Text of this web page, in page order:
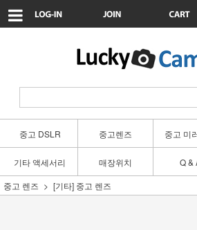
중고 DSLR 중고렌즈 중고 미
기타 액세서리 매장위치
Q &
중고 렌즈
[기타] 중고 렌즈